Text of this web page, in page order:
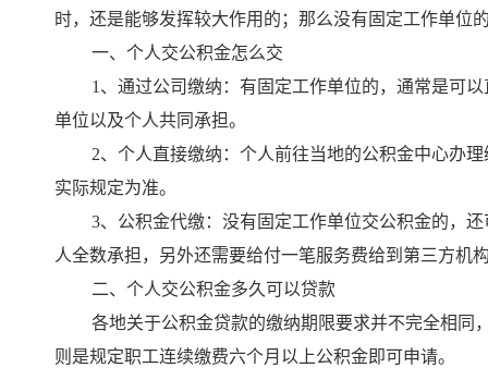
时，还是能够发挥较大作用的；那么没有固定工作单位
一、个人交公积金怎么交
1、通过公司缴纳：有固定工作单位的，通常是可
单位以及个人共同承担。
2、个人直接缴纳：个人前往当地的公积金中心办
实际规定为准。
3、 公积金代缴：没有固定工作单位交公积金的，
人全数承担，另外还需要给付一笔服务费给到第三方机
二、个人交公积金多久可以贷款
各地关于公积金贷款的缴纳期限要求并不完全相同
则是规定职工连续缴费六个月以上公积金即可申请。